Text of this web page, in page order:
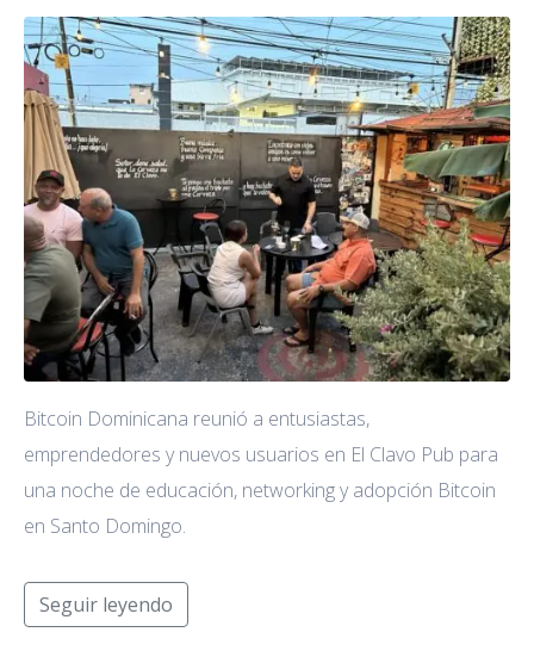
Bitcoin Dominicana reunió a entusiastas,
emprendedores y nuevos usuarios en El Clavo Pub para
una noche de educación, networking y adopción Bitcoin
en Santo Domingo.
Seguir leyendo